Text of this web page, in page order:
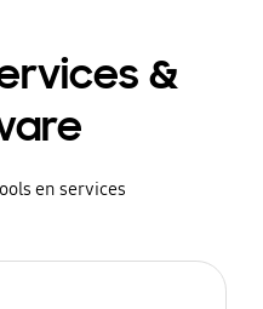
&
en services